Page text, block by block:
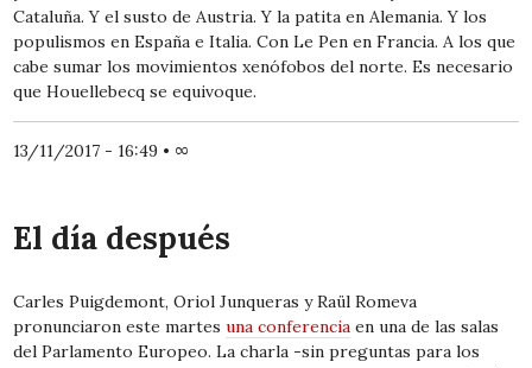
Cataluña. Y el susto de Austria. Y la patita en Alemania. Y los
populismos en España e Italia. Con Le Pen en Francia. A los que
cabe sumar los movimientos xenófobos del norte. Es necesario
que Houellebecq se equivoque.
13/11/2017 - 16:49 • ∞
El día después
Carles Puigdemont, Oriol Junqueras y Raül Romeva
pronunciaron este martesuna conferencia en una de las salas
del Parlamento Europeo. La charla -sin preguntas para los